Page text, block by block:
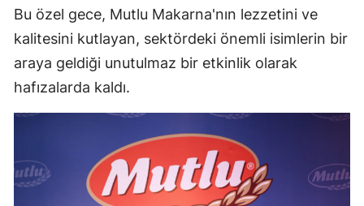
Bu özel gece, Mutlu Makarna'nın lezzetini ve
kalitesini kutlayan, sektördeki önemli isimlerin bir
araya geldiği unutulmaz bir etkinlik olarak
hafızalarda kaldı.